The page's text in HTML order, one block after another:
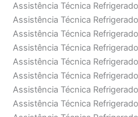
Assistência Técnica
Assistência Técnica
Assistência Técnica
Assistência Técnica
Assistência Técnica
Assistência Técnica
Assistência Técnica
Assistência Técnica